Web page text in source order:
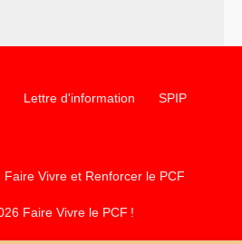
Lettre d'information SPIP
Vivre et Renforcer le PCF
Faire Vivre le PCF !